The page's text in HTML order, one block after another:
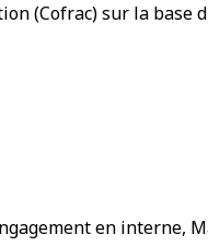
(Cofrac) sur la
en interne,